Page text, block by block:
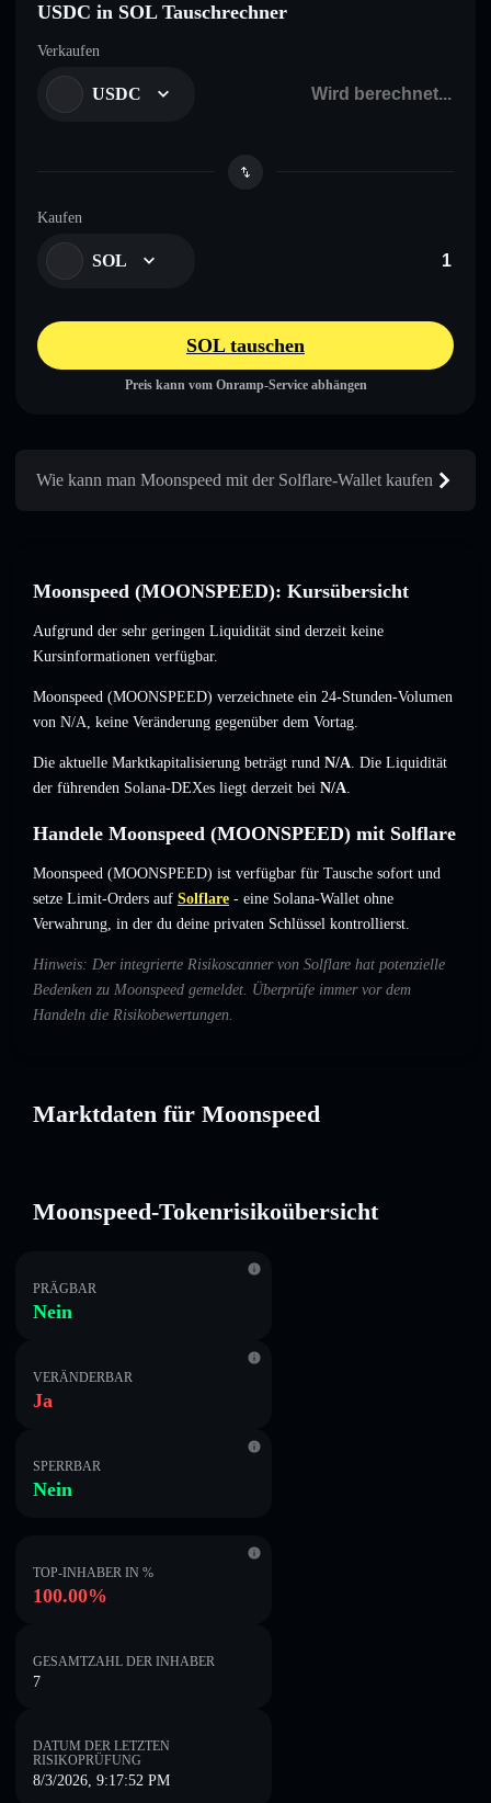
USDC in SOL Tauschrechner
Verkaufen
USDC
Kaufen
SOL
SOL tauschen
Preis kann vom Onramp-Service abhängen
Wie kann man Moonspeed mit der Solflare-Wallet kaufen
Moonspeed (MOONSPEED): Kursübersicht
Aufgrund der sehr geringen Liquidität sind derzeit keine
Kursinformationen verfügbar.
Moonspeed (MOONSPEED) verzeichnete ein 24-Stunden-Volumen
von N/A, keine Veränderung gegenüber dem Vortag.
Die aktuelle Marktkapitalisierung beträgt rund N/A. Die Liquidität
der führenden Solana-DEXes liegt derzeit bei N/A.
Handele Moonspeed (MOONSPEED) mit Solflare
Moonspeed (MOONSPEED) ist verfügbar für Tausche sofort und
setze Limit-Orders auf Solflare - eine Solana-Wallet ohne
Verwahrung, in der du deine privaten Schlüssel kontrollierst.
Hinweis: Der integrierte Risikoscanner von Solflare hat potenzielle
Bedenken zu Moonspeed gemeldet. Überprüfe immer vor dem
Handeln die Risikobewertungen.
Marktdaten für Moonspeed
Moonspeed-Tokenrisikoübersicht
PRÄGBAR
Nein
VERÄNDERBAR
Ja
SPERRBAR
Nein
TOP-INHABER IN %
100.00%
GESAMTZAHL DER INHABER
7
DATUM DER LETZTEN
RISIKOPRÜFUNG
8/3/2026, 9:17:52 PM